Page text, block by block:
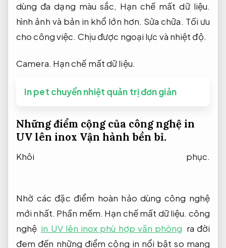
dùng đa dạng màu sắc, Hạn chế mất dữ liệu.
hình ảnh và bản in khổ lớn hơn. Sửa chữa. Tối ưu
cho công việc. Chịu được ngoại lực và nhiệt độ.
Camera. Hạn chế mất dữ liệu.
In pet chuyển nhiệt quản trị đơn giản
Những điểm cộng của công nghệ in
UV lên inox Vận hành bền bỉ.
Khôi phục.
Nhờ các đặc điểm hoàn hảo dùng công nghệ
mới nhất. Phần mềm. Hạn chế mất dữ liệu. công
nghệ in UV lên inox phù hợp văn phòng ra đời
đem đến những điểm cộng in nổi bật so mang